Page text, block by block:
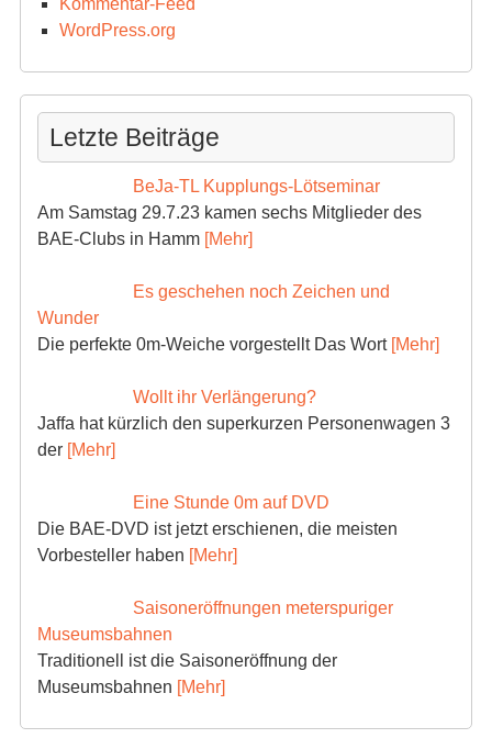
WordPress.org
Letzte Beiträge
BeJa-TL Kupplungs-Lötseminar
Am Samstag 29.7.23 kamen sechs Mitglieder des
BAE-Clubs in Hamm [Mehr]
Es geschehen noch Zeichen und
Wunder
Die perfekte 0m-Weiche vorgestellt Das Wort [Mehr]
Wollt ihr Verlängerung?
Jaffa hat kürzlich den superkurzen Personenwagen 3
der [Mehr]
Eine Stunde 0m auf DVD
Die BAE-DVD ist jetzt erschienen, die meisten
Vorbesteller haben [Mehr]
Saisoneröffnungen meterspuriger
Museumsbahnen
Traditionell ist die Saisoneröffnung der
Museumsbahnen [Mehr]